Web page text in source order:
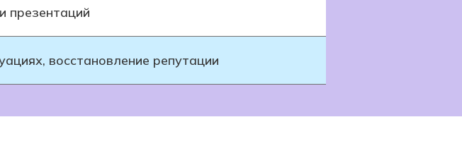
презентаций
восстановление репутации